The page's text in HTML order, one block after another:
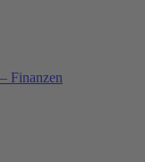
Finanzen